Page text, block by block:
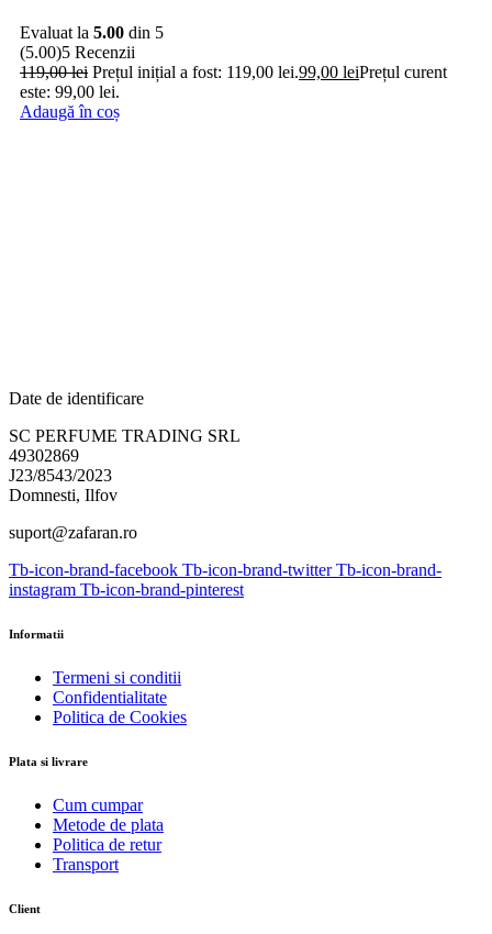
Evaluat la 5.00 din 5
(5.00)5 Recenzii
119,00lei Prețul inițial a fost: 119,00 lei.99,00 leiPrețul curent
este: 99,00 lei.
Adaugă în coș
Date de identificare
SC PERFUME TRADING SRL
49302869
J23/8543/2023
Domnesti, Ilfov
suport@zafaran.ro
Tb-icon-brand-facebook Tb-icon-brand-twitter Tb-icon-brand-
instagram Tb-icon-brand-pinterest
Informatii
Termeni si conditii
Confidentialitate
Politica de Cookies
Plata si livrare
Cum cumpar
Metode de plata
Politica de retur
Transport
Client